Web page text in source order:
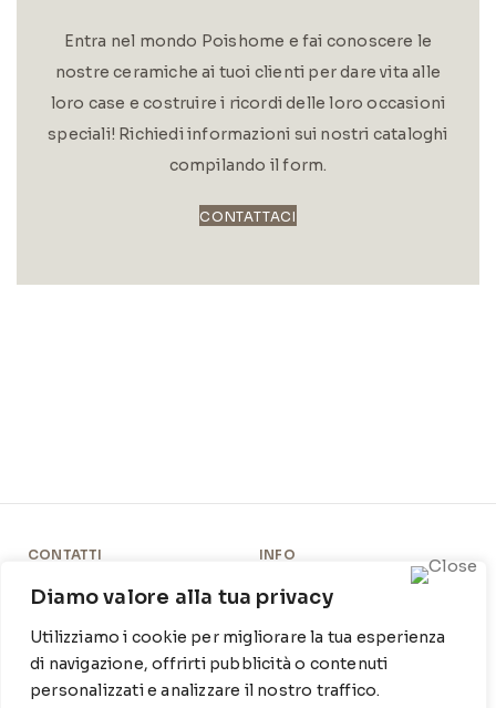
Diamo valore alla tua privacy
Utilizziamo i cookie per migliorare la tua esperienza
di navigazione, offrirti pubblicità o contenuti
personalizzati e analizzare il nostro traffico.
Entra nel mondo Poishome e fai conoscere le
nostre ceramiche ai tuoi clienti per dare vita alle
loro case e costruire i ricordi delle loro occasioni
speciali! Richiedi informazioni sui nostri cataloghi
compilando il form.
CONTATTACI
CONTATTI
Contrada Locosantissimo
mare
: 080 917 78 89
INFO
Chi siamo
Cookie Policy
Privacy Policy